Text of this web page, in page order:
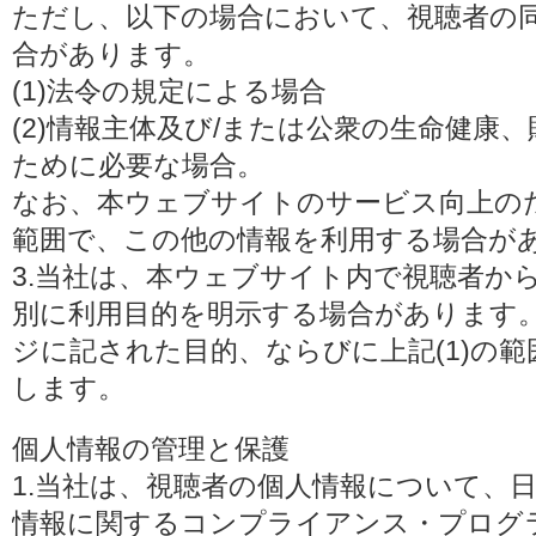
ただし、以下の場合において、視聴者の
合があります。
(1)法令の規定による場合
(2)情報主体及び/または公衆の生命健康
ために必要な場合。
なお、本ウェブサイトのサービス向上
範囲で、この他の情報を利用する場合が
3.当社は、本ウェブサイト内で視聴者か
別に利用目的を明示する場合があります
ジに記された目的、ならびに上記(1)の
します。
個人情報の管理と保護
1.当社は、視聴者の個人情報について、
情報に関するコンプライアンス・プロ